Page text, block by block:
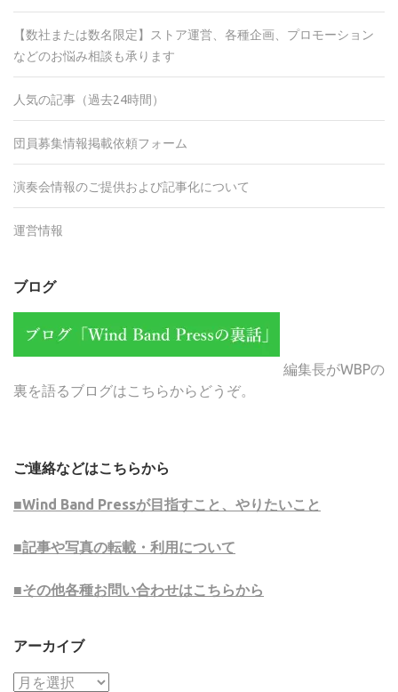
【数社または数名限定】ストア運営、各種企画、プロモーション
などのお悩み相談も承ります
人気の記事（過去24時間）
団員募集情報掲載依頼フォーム
演奏会情報のご提供および記事化について
運営情報
ブログ
編集長がWBPの
裏を語るブログはこちらからどうぞ。
ご連絡などはこちらから
■Wind Band Pressが目指すこと、やりたいこと
■記事や写真の転載・利用について
■その他各種お問い合わせはこちらから
アーカイブ
ア